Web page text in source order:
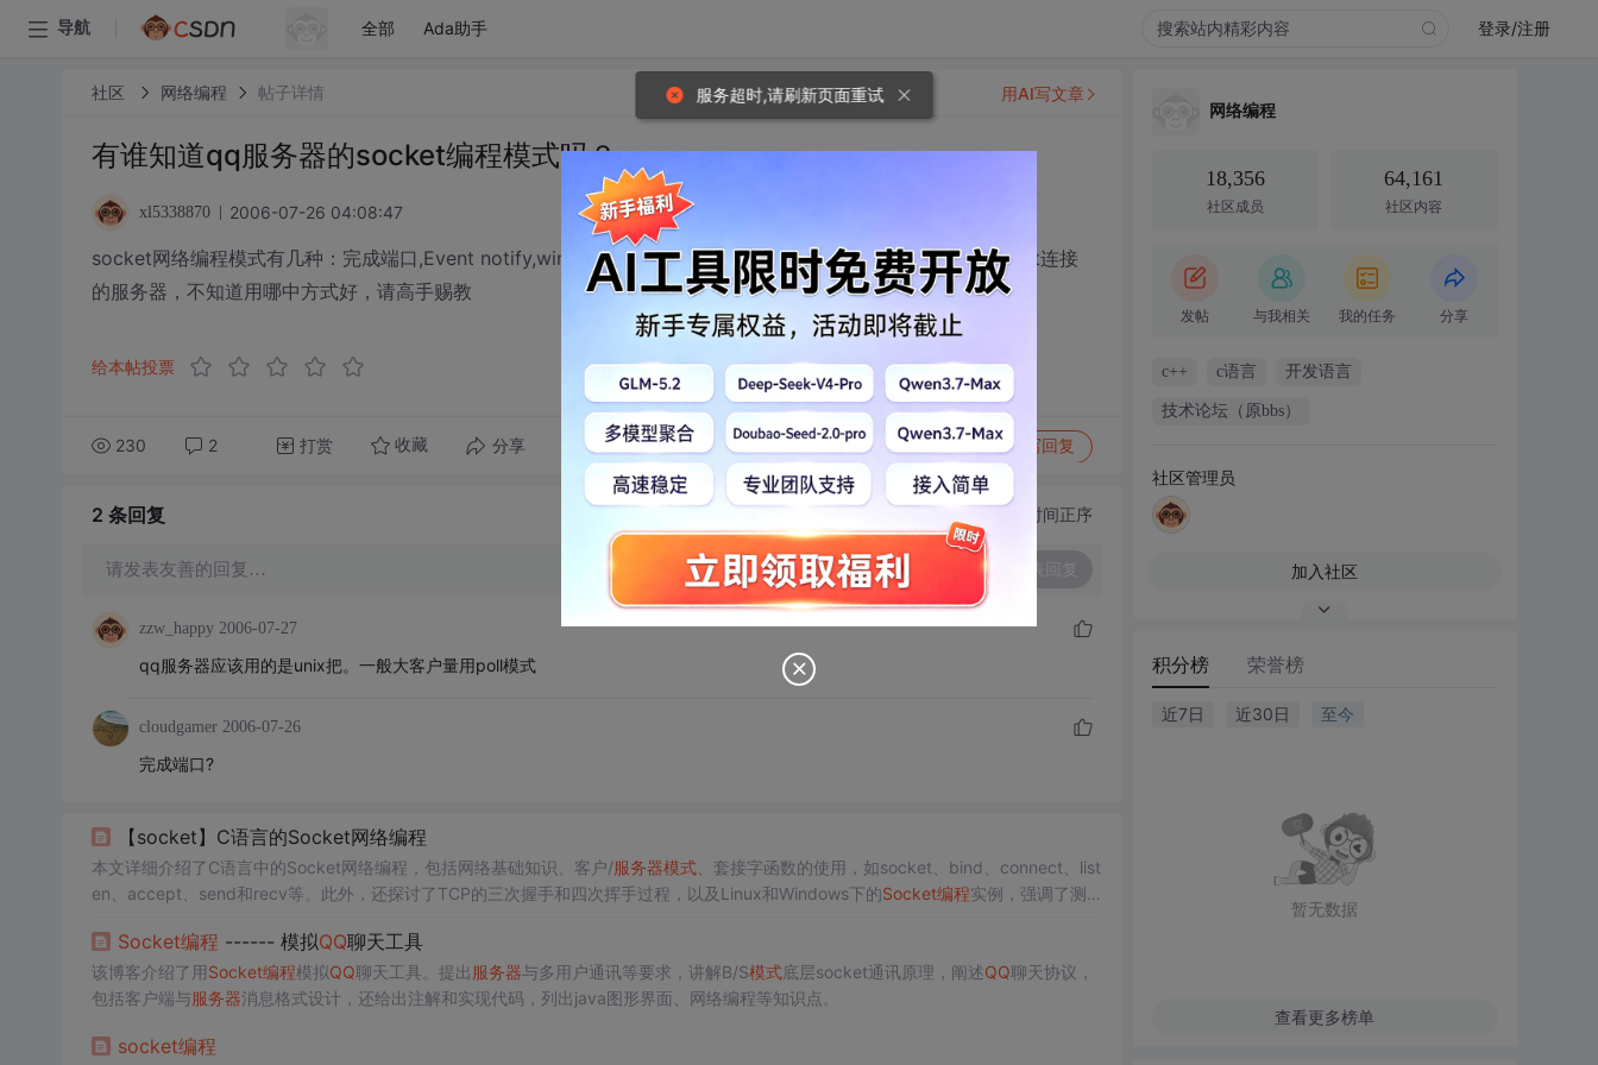
导航 全部 Ada助手 登录/注册
社区 网络编程 帖子详情
有谁知道qq服务器的socket编程模式吗？
xl5338870 2006-07-26 04:08:47
socket网络编程模式有几种：完成端口,Event notify,window notify,同步方式，本人现在要实现一个有较多client连接
的服务器，不知道用哪中方式好，请高手赐教
给本帖投票
230 2 打赏 收藏 分享 转发到动态 举报 写回复
用AI写文章
2 条回复 切换为时间正序
请发表友善的回复…
zzw_happy 2006-07-27
qq服务器应该用的是unix把。一般大客户量用poll模式
cloudgamer 2006-07-26
完成端口?
【socket】C语言的Socket网络编程
本文详细介绍了C语言中的Socket网络编程，包括网络基础知识、客户/服务器模式、套接字函数的使用，如socket、bind、connect、list
en、accept、send和recv等。此外，还探讨了TCP的三次握手和四次挥手过程，以及Linux和Windows下的Socket编程实例，强调了测
Socket编程 ------ 模拟QQ聊天工具
该博客介绍了用Socket编程模拟QQ聊天工具。提出 服务器与多用户通讯等要求，讲解B/S模式底层socket通讯原理，阐述QQ聊天协议，
包括客户端与服务器消息格式设计，还给出注解和实现代码，列出java图形界面、网络编程等知识点。
socket编程
网络编程
18,356
社区成员
64,161
社区内容
发帖 与我相关 我的任务 分享
c++ c语言 开发语言
技术论坛（原bbs）
社区管理员
加入社区
积分榜 荣誉榜
近7日 近30日 至今
暂无数据
查看更多榜单
服务超时,请刷新页面重试